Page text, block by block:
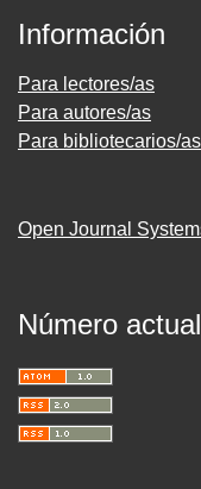
Información
Para lectores/as
Para autores/as
Para bibliotecarios/as
Open Journal
Número actual